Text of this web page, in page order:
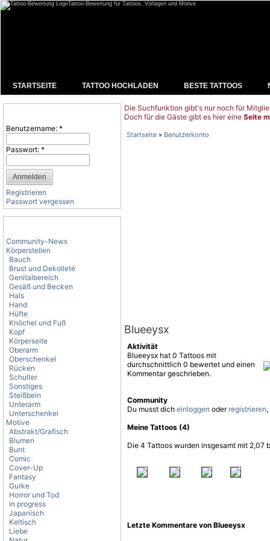
Tattoo-Bewertung für Tattoos, Vorlagen und Motive
STARTSEITE TATTOO HOCHLADEN BESTE TATTOOS
Benutzername: *
Passwort: *
Registrieren
Passwort vergessen
Community-News
Körperstellen
Bauch
Brust und Dekolleté
Genitalbereich
Gesäß und Becken
Hals
Hand
Hüfte
Knöchel und Fuß
Kopf
Körperseite
Oberarm
Oberschenkel
Rücken
Schulter
Sonstiges
Steißbein
Unterarm
Unterschenkel
Motive
Abstrakt/Grafisch
Blumen
Bunt
Comic
Cover-Up
Fantasy
Gurke
Horror und Tod
in progress
Japanisch
Keltisch
Liebe
Die Suchfunktion gibt's nur noch für
Doch für die Gäste gibt es hier eine Seite
Startseite » Benutzerkonto
Blueeysx
Aktivität
Blueeysx hat 0 Tattoos mit
durchschnittlich 0 bewertet und einen
Kommentar geschrieben.
Community
Du musst dich einloggen oder registrieren
Meine Tattoos (4)
Die 4 Tattoos wurden insgesamt mit 2,07
Letzte Kommentare von Blueeysx